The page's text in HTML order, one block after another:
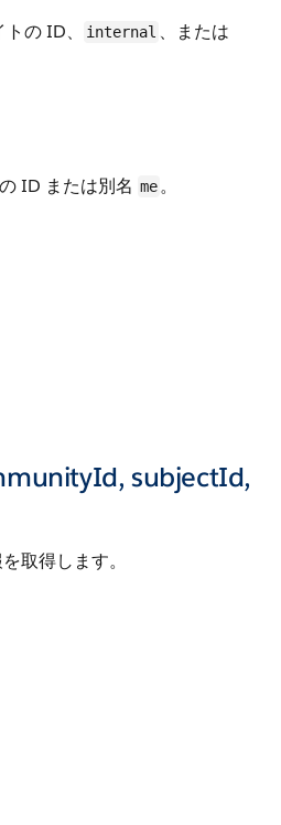
の ID、
internal 、または
ID または別名 me。
subjectId,
取得します。